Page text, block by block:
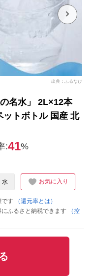
出典：ふるなび
名水」 2L×12本
ットボトル 国産 北
:41%
水 お気に入り
す
（還元率とは）
ふるさと納税できます
（控